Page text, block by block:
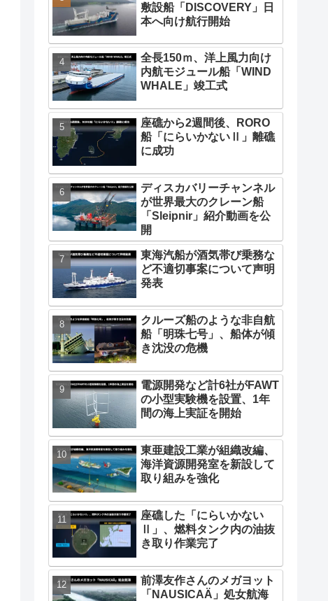
敷設船「DISCOVERY」日
本へ向け航行開始
全長150ｍ、洋上風力向け
内航モジュール船「WIND
WHALE」竣工式
座礁から2週間後、RORO
船「にらいかないⅡ」離礁
に成功
ディスカバリーチャンネル
が世界最大のクレーン船
「Sleipnir」紹介動画を公
開
東海汽船が酒気帯び乗務な
ど不適切事案について声明
発表
クルーズ船のような非自航
船「明珠七号」、船体が傾
き沈没の危機
電源開発など計6社がFAWT
の小型実験機を設置、1年
間の海上実証を開始
東亜建設工業が組織改編、
海洋資源開発室を新設して
取り組みを強化
座礁した「にらいかない
Ⅱ」、燃料タンク内の油抜
き取り作業完了
前澤友作さんのメガヨット
「NAUSICAÄ」処女航海